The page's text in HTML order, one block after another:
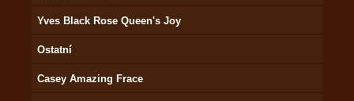
Yves Black Rose Queen's Joy
Ostatní
Casey Amazing Frace